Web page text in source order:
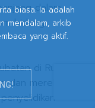
dalam
bidang
di Rusia
dan mereka
biasa. Ia adalah
mendalam, arkib
yang aktif.